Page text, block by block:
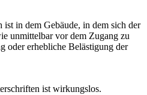
ist in dem Gebäude, in dem sich der
unmittelbar vor dem Zugang zu
oder erhebliche Belästigung der
ist wirkungslos.